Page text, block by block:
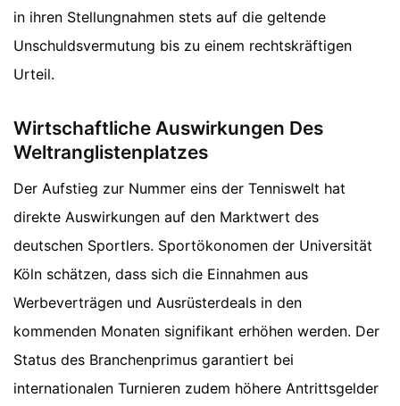
in ihren Stellungnahmen stets auf die geltende
Unschuldsvermutung bis zu einem rechtskräftigen
Urteil.
Wirtschaftliche Auswirkungen Des
Weltranglistenplatzes
Der Aufstieg zur Nummer eins der Tenniswelt hat
direkte Auswirkungen auf den Marktwert des
deutschen Sportlers. Sportökonomen der Universität
Köln schätzen, dass sich die Einnahmen aus
Werbeverträgen und Ausrüsterdeals in den
kommenden Monaten signifikant erhöhen werden. Der
Status des Branchenprimus garantiert bei
internationalen Turnieren zudem höhere Antrittsgelder